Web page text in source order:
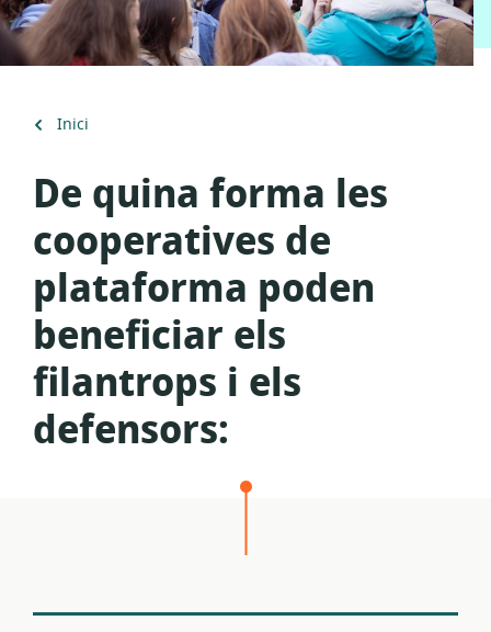
Torna
Inici
De quina forma les
cooperatives de
plataforma poden
beneficiar els
filantrops i els
defensors: